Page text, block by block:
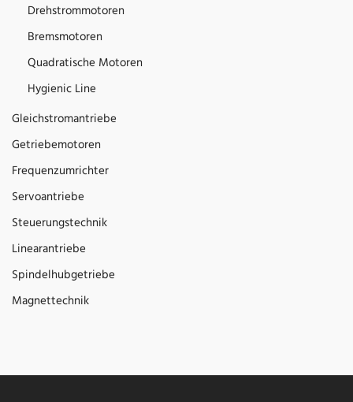
Drehstrommotoren
Bremsmotoren
Quadratische Motoren
Hygienic Line
Gleichstromantriebe
Getriebemotoren
Frequenzumrichter
Servoantriebe
Steuerungstechnik
Linearantriebe
Spindelhubgetriebe
Magnettechnik